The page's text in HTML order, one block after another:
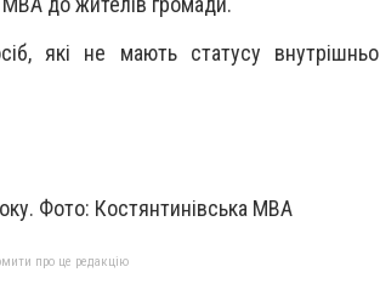
які не мають статусу внутрішньо
Фото: Костянтинівська МВА
про це редакцію